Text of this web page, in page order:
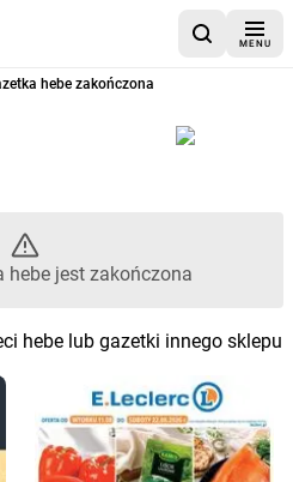
MENU
hebe –
hebe zakończona
hebe jest zakończona
hebe lub gazetki innego sklepu